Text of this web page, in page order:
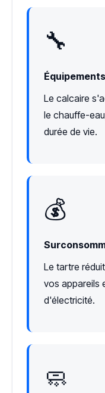
🔧
Le calcaire
le chauffe-
durée de vie.
💰
Le tartre
vos appareils
d'électricité.
🧼